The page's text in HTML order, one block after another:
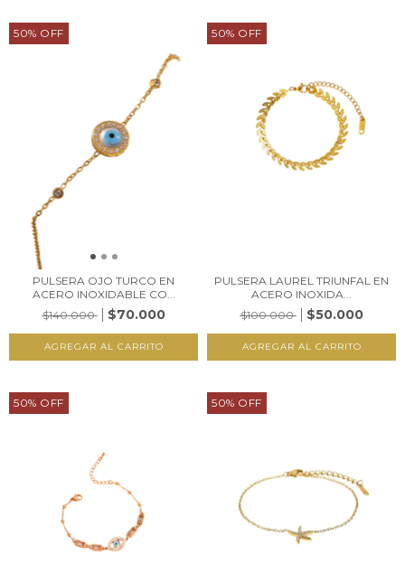
50% OFF
PULSERA OJO TURCO EN
ACERO INOXIDABLE CO...
$140.000
$70.000
50% OFF
PULSERA LAUREL TRIUNFAL EN
ACERO INOXIDA...
$100.000
$50.000
50% OFF 50% OFF